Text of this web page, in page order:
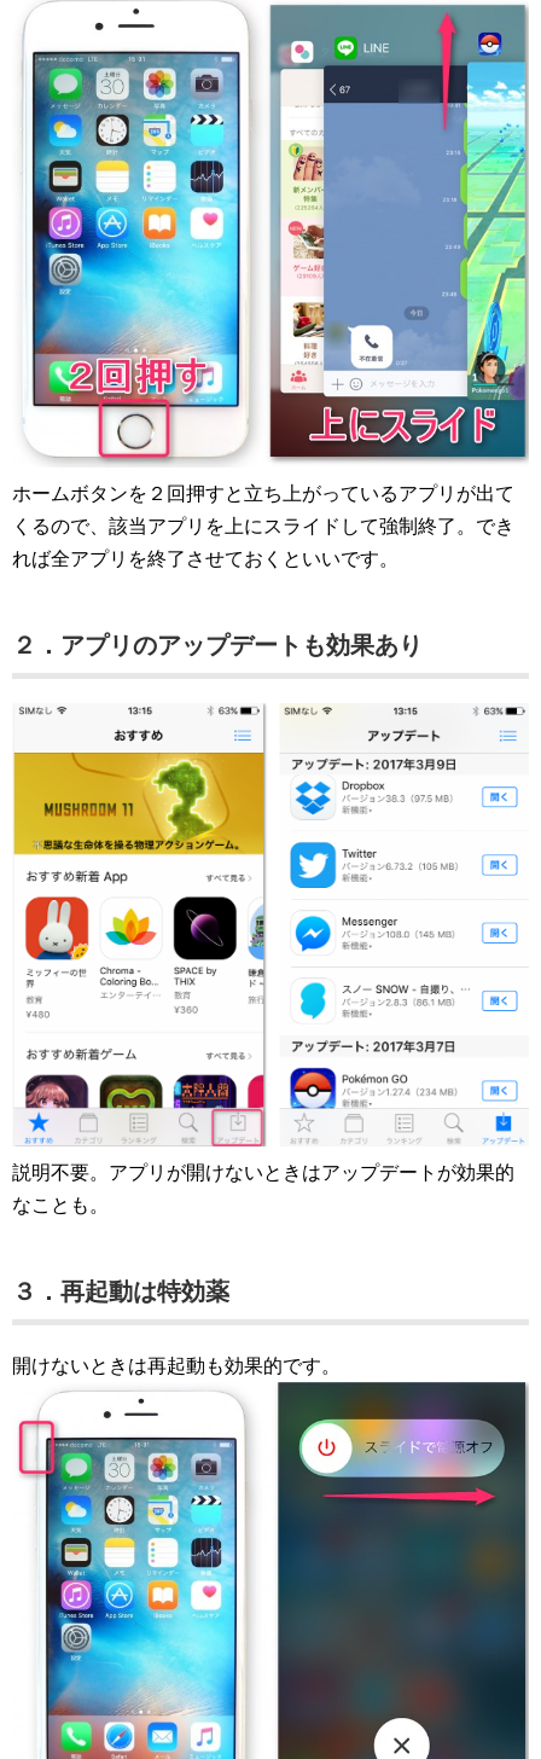
ホームボタンを２回押すと立ち上がっているアプリが出て
くるので、該当アプリを上にスライドして強制終了。でき
れば全アプリを終了させておくといいです。
２．アプリのアップデートも効果あり
説明不要。アプリが開けないときはアップデートが効果的
なことも。
３．再起動は特効薬
開けないときは再起動も効果的です。